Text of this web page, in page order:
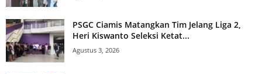
PSGC Ciamis Matangkan Tim Jelang Liga 2,
Heri Kiswanto Seleksi Ketat...
Agustus 3, 2026